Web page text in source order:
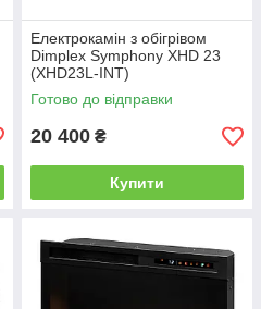
Електрокамін з обігрівом
Dimplex Symphony XHD 23
(XHD23L-INT)
Готово до відправки
20 400 ₴
Купити